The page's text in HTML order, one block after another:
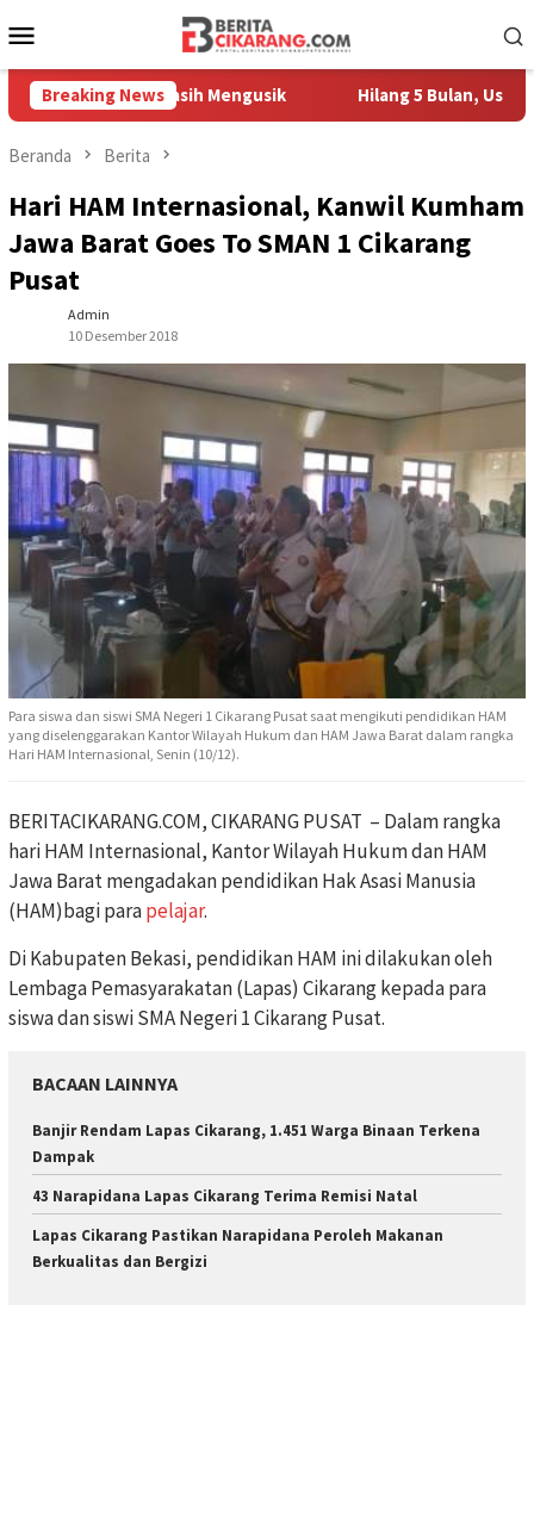
ke
Mobile
Breaking News
Masih Mengusik Hilang 5 Bulan, Ustadz Ujang
Beranda Berita
Hari HAM Internasional, Kanwil Kumham
Jawa Barat Goes To SMAN 1 Cikarang
Pusat
Admin
10 Desember 2018
Para siswa dan siswi SMA Negeri 1 Cikarang Pusat saat mengikuti pendidikan HAM
yang diselenggarakan Kantor Wilayah Hukum dan HAM Jawa Barat dalam rangka
Hari HAM Internasional, Senin (10/12).
BERITACIKARANG.COM, CIKARANG PUSAT – Dalam rangka
hari HAM Internasional, Kantor Wilayah Hukum dan HAM
Jawa Barat mengadakan pendidikan Hak Asasi Manusia
(HAM)bagi parapelajar.
Di Kabupaten Bekasi, pendidikan HAM ini dilakukan oleh
Lembaga Pemasyarakatan (Lapas) Cikarang kepada para
siswa dan siswi SMA Negeri 1 Cikarang Pusat.
BACAAN LAINNYA
Banjir Rendam Lapas Cikarang, 1.451 Warga Binaan Terkena
Dampak
43 Narapidana Lapas Cikarang Terima Remisi Natal
Lapas Cikarang Pastikan Narapidana Peroleh Makanan
Berkualitas dan Bergizi